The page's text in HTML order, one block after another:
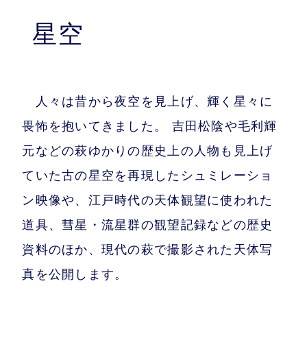
星空
人々は昔から夜空を見上げ、輝く星々に
畏怖を抱いてきました。 吉田松陰や毛利輝
元などの萩ゆかりの歴史上の人物も見上げ
ていた古の星空を再現したシュミレーショ
ン映像や、江戸時代の天体観望に使われた
道具、彗星・流星群の観望記録などの歴史
資料のほか、現代の萩で撮影された天体写
真を公開します。